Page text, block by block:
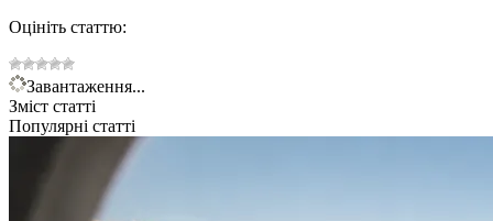
Оцініть статтю:
Завантаження...
Зміст статті
Популярні статті